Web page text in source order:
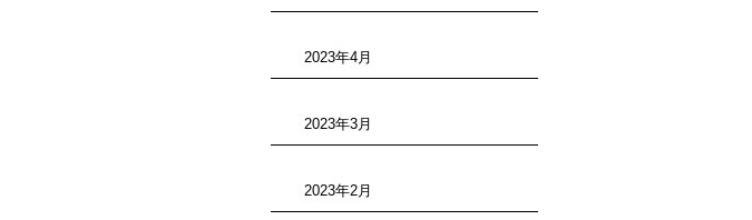
2023年4月
2023年3月
2023年2月